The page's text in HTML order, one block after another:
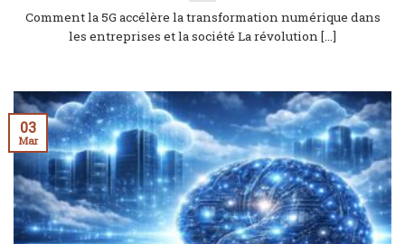
Comment la 5G accélère la transformation numérique dans
les entreprises et la société La révolution [...]
03
Mar